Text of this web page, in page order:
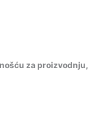
za proizvodnju,